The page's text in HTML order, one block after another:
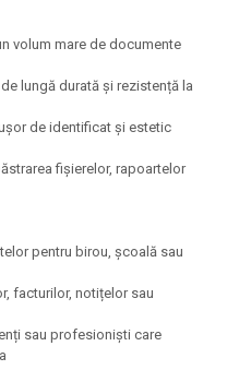
volum mare de documente
lungă durată și rezistență la
de identificat și estetic
fișierelor, rapoartelor
pentru birou, școală sau
facturilor, notițelor sau
sau profesioniști care